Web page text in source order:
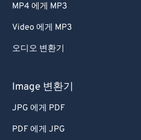
MP4 에게 MP3
Video 에게 MP3
오디오 변환기
Image 변환기
JPG 에게 PDF
PDF 에게 JPG